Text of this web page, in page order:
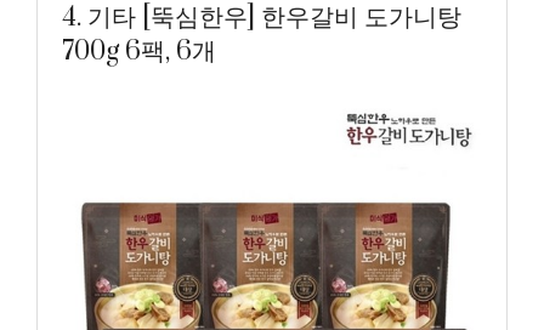
4. 기타 [뚝심한우] 한우갈비 도가니탕
700g 6팩, 6개